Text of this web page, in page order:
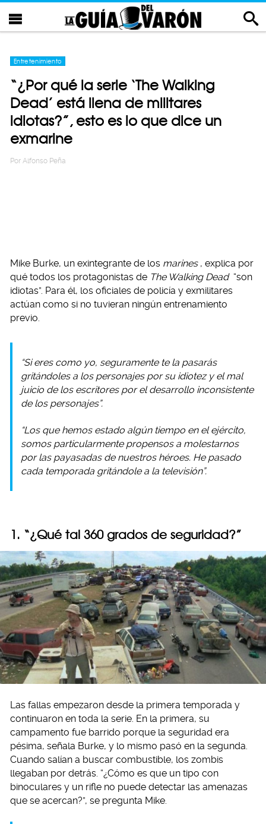
Entretenimiento
“¿Por qué la serie ‘The Walking
Dead’ está llena de militares
idiotas?”, esto es lo que dice un
exmarine
Por Alfonso Peña
Mike Burke, un exintegrante de los marines , explica por
qué todos los protagonistas de The Walking Dead “son
idiotas”. Para él, los oficiales de policía y exmilitares
actúan como si no tuvieran ningún entrenamiento
previo.
“Si eres como yo, seguramente te la pasarás
gritándoles a los personajes por su idiotez y el mal
juicio de los escritores por el desarrollo inconsistente
de los personajes”.
“Los que hemos estado algún tiempo en el ejército,
somos particularmente propensos a molestarnos
por las payasadas de nuestros héroes. He pasado
cada temporada gritándole a la televisión”.
1. “¿Qué tal 360 grados de seguridad?”
Las fallas empezaron desde la primera temporada y
continuaron en toda la serie. En la primera, su
campamento fue barrido porque la seguridad era
pésima, señala Burke, y lo mismo pasó en la segunda.
Cuando salían a buscar combustible, los zombis
llegaban por detrás. “¿Cómo es que un tipo con
binoculares y un rifle no puede detectar las amenazas
que se acercan?”, se pregunta Mike.